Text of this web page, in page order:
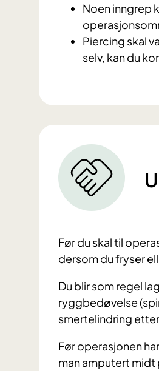
Noen inngrep
Piercing skal
selv, kan du
Før du skal til
dersom du fryser
Du blir som regel
ryggbedøvelse
smertelindring
Før operasjonen
man amputert midt